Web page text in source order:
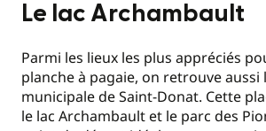
Le lac Archambault
Parmi les lieux les plus appréciés
planche à pagaie, on retrouve aussi
municipale de Saint-Donat. Cette
le lac Archambault et le parc des